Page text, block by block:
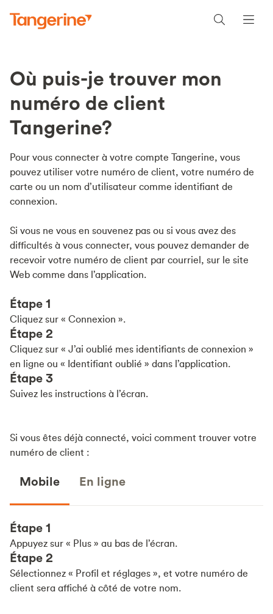
Où puis-je trouver mon
numéro de client
Tangerine?
Pour vous connecter à votre compte Tangerine, vous
pouvez utiliser votre numéro de client, votre numéro de
carte ou un nom d’utilisateur comme identifiant de
connexion.
Si vous ne vous en souvenez pas ou si vous avez des
difficultés à vous connecter, vous pouvez demander de
recevoir votre numéro de client par courriel, sur le site
Web comme dans l’application.
Étape 1
Cliquez sur « Connexion ».
Étape 2
Cliquez sur « J’ai oublié mes identifiants de connexion »
en ligne ou « Identifiant oublié » dans l’application.
Étape 3
Suivez les instructions à l’écran.
Si vous êtes déjà connecté, voici comment trouver votre
numéro de client :
Mobile En ligne
Étape 1
Appuyez sur « Plus » au bas de l’écran.
Étape 2
Sélectionnez « Profil et réglages », et votre numéro de
client sera affiché à côté de votre nom.